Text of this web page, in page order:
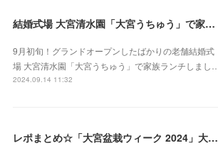
結婚式場 大宮清水園「大宮うちゅう」で家族ランチ☆武蔵一宮氷川神社へ参拝
9月初旬！グランドオープンしたばかりの老舗結婚式
場 大宮清水園「大宮うちゅう」で家族ランチしまし…
2024.09.14 11:32
レポまとめ☆「大宮盆栽ウィーク 2024」大盆栽まつり、おおみや盆栽まつりにいってきた